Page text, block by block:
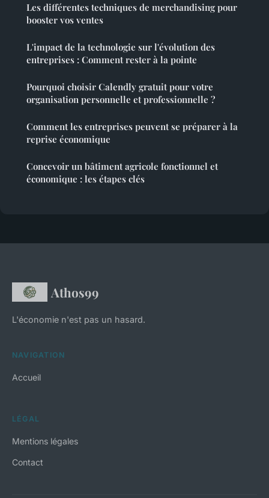
Les différentes techniques de merchandising pour
booster vos ventes
L'impact de la technologie sur l'évolution des
entreprises : Comment rester à la pointe
Pourquoi choisir Calendly gratuit pour votre
organisation personnelle et professionnelle ?
Comment les entreprises peuvent se préparer à la
reprise économique
Concevoir un bâtiment agricole fonctionnel et
économique : les étapes clés
Athos99
L'économie n'est pas un hasard.
NAVIGATION
Accueil
LÉGAL
Mentions légales
Contact